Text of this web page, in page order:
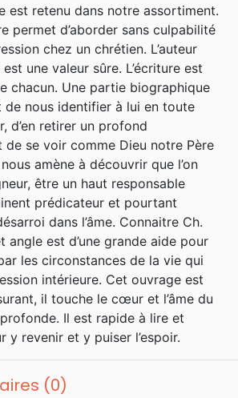
méthodiste de Colchester et qu'il
décision de se convertir au
chose faite en mai 1850,
jours avant ses seize ans. En 1854,
seulement après sa conversion,
est devenu pasteur de la célèbre
New Park Street à Londres
dirigée par le célèbre théologien
John Gill). La congrégation a
dépassé les limites de son
et a déménagé à Exeter Hall, puis
Music Hall. Dans ces lieux,
prêchait fréquemment devant des
de plus de 10 000 personnes, à
où l'amplification électronique
pas encore. En 1861, la
s'installe définitivement dans
Metropolitan Tabernacle. Ses
sont publiés chaque semaine. Au
de sa mort, plus de 3600 d'entre eux
est retenu dans notre assortiment.
permet d’aborder sans culpabilité
chez un chrétien. L’auteur
une valeur sûre. L’écriture est
chacun. Une partie biographique
de nous identifier à lui en toute
d’en retirer un profond
de se voir comme Dieu notre Père
amène à découvrir que l’on
être un haut responsable
prédicateur et pourtant
dans l’âme. Connaitre Ch.
angle est d’une grande aide pour
les circonstances de la vie qui
intérieure. Cet ouvrage est
il touche le cœur et l’âme du
Il est rapide à lire et
y revenir et y puiser l’espoir.
(0)